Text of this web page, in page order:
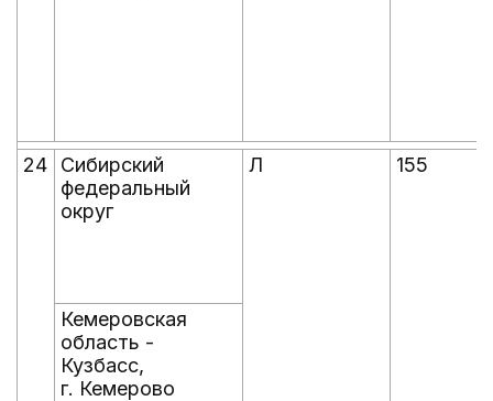
24
Сибирский
федеральный
округ
Л 155
Кемеровская
область -
Кузбасс,
г. Кемерово